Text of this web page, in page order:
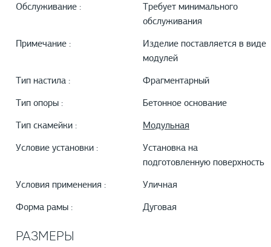
Обслуживание :
Требует минимального
обслуживания
Примечание :
Изделие поставляется в виде
модулей
Тип настила : Фрагментарный
Тип опоры : Бетонное основание
Тип скамейки : Модульная
Условие установки :
Установка на
подготовленную поверхность
Условия применения : Уличная
Форма рамы : Дуговая
РАЗМЕРЫ